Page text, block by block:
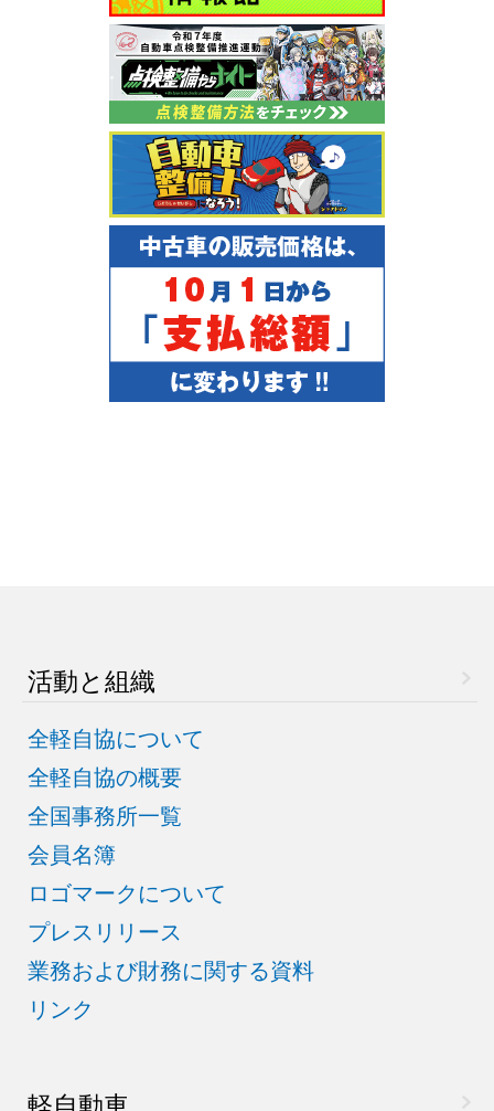
活動と組織
全軽自協について
全軽自協の概要
全国事務所一覧
会員名簿
ロゴマークについて
プレスリリース
業務および財務に関する資料
リンク